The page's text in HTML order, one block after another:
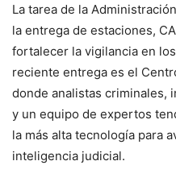
La tarea de la
la entrega de estaciones,
fortalecer la vigilancia en
reciente entrega es el
donde analistas criminales,
y un equipo de expertos
la más alta tecnología para
inteligencia judicial.